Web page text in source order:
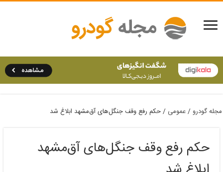
مجله گودرو /عمومی /حکم رفع وقف جنگل‌های آق‌مشهد ابلاغ شد
حکم رفع وقف جنگل‌های آق‌مشهد